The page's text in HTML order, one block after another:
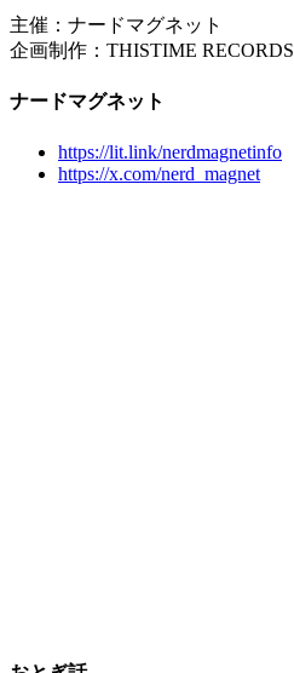
主催：ナードマグネット
企画制作：THISTIME RECORDS
ナードマグネット
https://lit.link/nerdmagnetinfo
https://x.com/nerd_magnet